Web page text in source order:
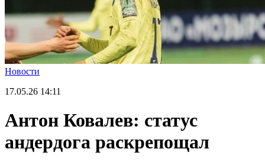
Новости
17.05.26 14:11
Антон Ковалев: статус
андердога раскрепощал